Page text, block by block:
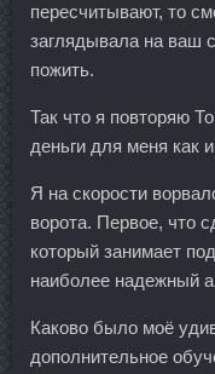
пересчитывают, то
заглядывала на ваш
пожить.
Так что я повторяю
деньги для меня как
Я на скорости
ворота. Первое, что
который занимает
наиболее надежный
Каково было моё
дополнительное